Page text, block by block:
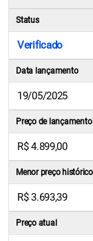
Status
Verificado
Data lançamento
19/05/2025
Preço de lançamento
R$ 4.899,00
Menor preço histórico
R$ 3.693,39
Preço atual